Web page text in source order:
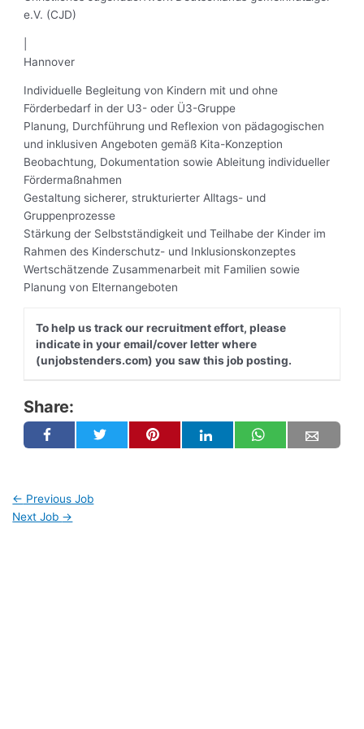
e.V. (CJD)
Hannover
Individuelle Begleitung von Kindern mit und ohne
Förderbedarf in der U3- oder Ü3-Gruppe
Planung, Durchführung und Reflexion von pädagogischen
und inklusiven Angeboten gemäß Kita-Konzeption
Beobachtung, Dokumentation sowie Ableitung individueller
Fördermaßnahmen
Gestaltung sicherer, strukturierter Alltags- und
Gruppenprozesse
Stärkung der Selbstständigkeit und Teilhabe der Kinder im
Rahmen des Kinderschutz- und Inklusionskonzeptes
Wertschätzende Zusammenarbeit mit Familien sowie
Planung von Elternangeboten
To help us track our recruitment effort, please
indicate in your email/cover letter where
(unjobstenders.com) you saw this job posting.
Share:
← Previous Job
Next Job →